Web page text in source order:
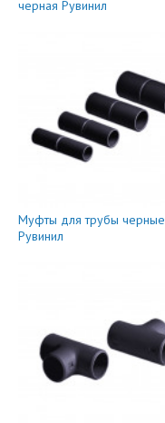
черная Рувинил
Муфты для трубы черные
Рувинил